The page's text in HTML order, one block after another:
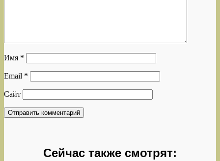
Имя *
Email *
Сайт
Сейчас также смотрят: